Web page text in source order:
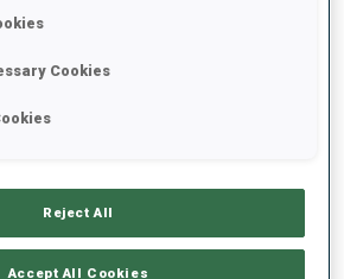
JEUX OLYMPIQUES
13:15
Cookies
Reject All
Accept All Cookies